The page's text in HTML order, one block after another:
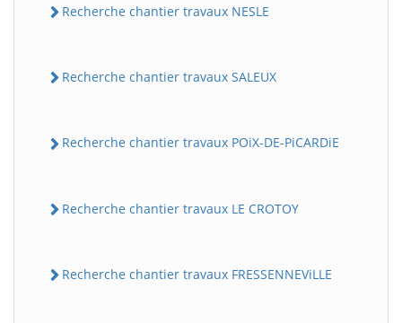
Recherche chantier travaux NESLE
Recherche chantier travaux SALEUX
Recherche chantier travaux POiX-DE-PiCARDiE
Recherche chantier travaux LE CROTOY
Recherche chantier travaux FRESSENNEViLLE